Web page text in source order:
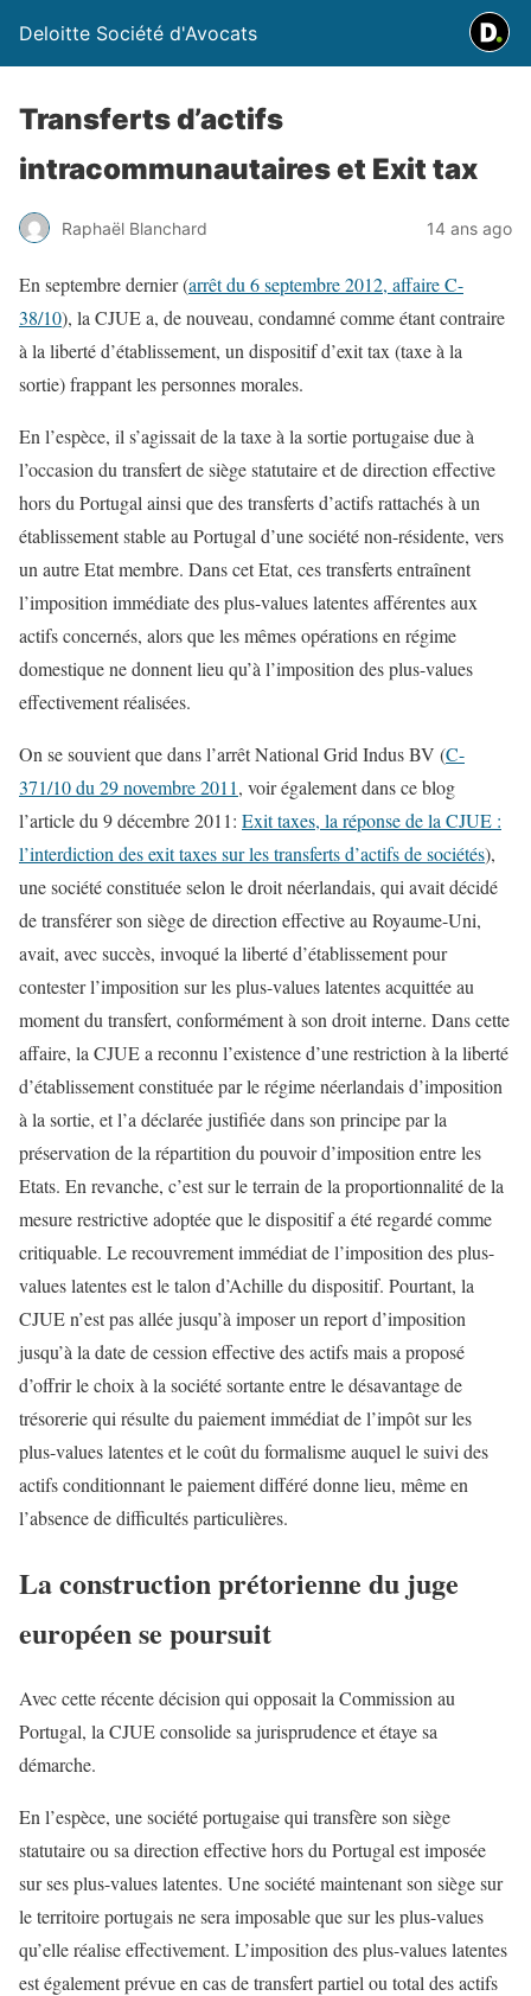
Deloitte Société d'Avocats
Transferts d’actifs
intracommunautaires et Exit tax
Raphaël Blanchard 14 ans ago
En septembre dernier (arrêt du 6 septembre 2012, affaire C-
38/10), la CJUE a, de nouveau, condamné comme étant contraire
à la liberté d’établissement, un dispositif d’exit tax (taxe à la
sortie) frappant les personnes morales.
En l’espèce, il s’agissait de la taxe à la sortie portugaise due à
l’occasion du transfert de siège statutaire et de direction effective
hors du Portugal ainsi que des transferts d’actifs rattachés à un
établissement stable au Portugal d’une société non-résidente, vers
un autre Etat membre. Dans cet Etat, ces transferts entraînent
l’imposition immédiate des plus-values latentes afférentes aux
actifs concernés, alors que les mêmes opérations en régime
domestique ne donnent lieu qu’à l’imposition des plus-values
effectivement réalisées.
On se souvient que dans l’arrêt National Grid Indus BV (C-
371/10 du 29 novembre 2011, voir également dans ce blog
l’article du 9 décembre 2011: Exit taxes, la réponse de la CJUE :
l’interdiction des exit taxes sur les transferts d’actifs de sociétés),
une société constituée selon le droit néerlandais, qui avait décidé
de transférer son siège de direction effective au Royaume-Uni,
avait, avec succès, invoqué la liberté d’établissement pour
contester l’imposition sur les plus-values latentes acquittée au
moment du transfert, conformément à son droit interne. Dans cette
affaire, la CJUE a reconnu l’existence d’une restriction à la liberté
d’établissement constituée par le régime néerlandais d’imposition
à la sortie, et l’a déclarée justifiée dans son principe par la
préservation de la répartition du pouvoir d’imposition entre les
Etats. En revanche, c’est sur le terrain de la proportionnalité de la
mesure restrictive adoptée que le dispositif a été regardé comme
critiquable. Le recouvrement immédiat de l’imposition des plus-
values latentes est le talon d’Achille du dispositif. Pourtant, la
CJUE n’est pas allée jusqu’à imposer un report d’imposition
jusqu’à la date de cession effective des actifs mais a proposé
d’offrir le choix à la société sortante entre le désavantage de
trésorerie qui résulte du paiement immédiat de l’impôt sur les
plus-values latentes et le coût du formalisme auquel le suivi des
actifs conditionnant le paiement différé donne lieu, même en
l’absence de difficultés particulières.
La construction prétorienne du juge
européen se poursuit
Avec cette récente décision qui opposait la Commission au
Portugal, la CJUE consolide sa jurisprudence et étaye sa
démarche.
En l’espèce, une société portugaise qui transfère son siège
statutaire ou sa direction effective hors du Portugal est imposée
sur ses plus-values latentes. Une société maintenant son siège sur
le territoire portugais ne sera imposable que sur les plus-values
qu’elle réalise effectivement. L’imposition des plus-values latentes
est également prévue en cas de transfert partiel ou total des actifs